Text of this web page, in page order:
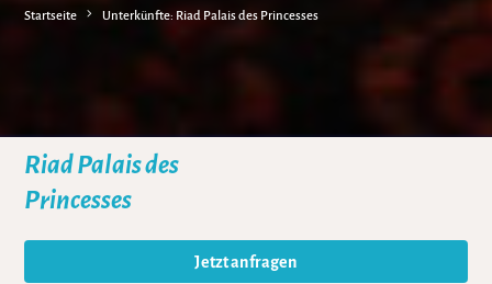
Startseite Unterkünfte: Riad Palais des Princesses
Riad Palais des
Princesses
Jetzt anfragen